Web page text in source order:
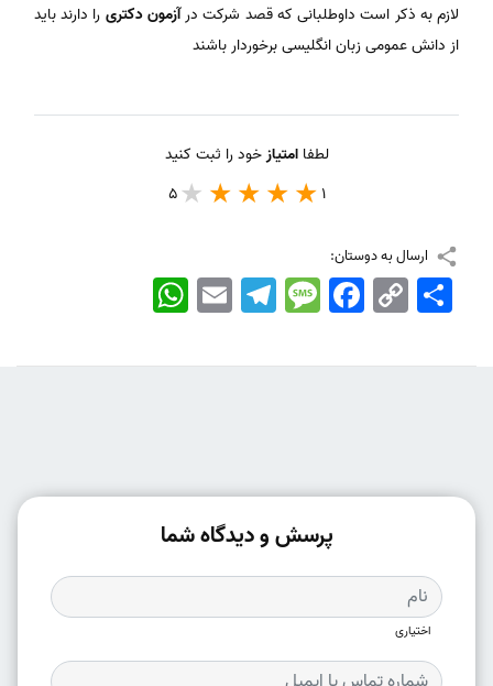
لازم به ذکر است داوطلبانی که قصد شرکت درآزمون دکتری را دارند باید
از دانش عمومی زبان انگلیسی برخوردار باشند
لطفاامتیازخود را ثبت کنید
1
5
ارسال به دوستان:
WhatsApp EmailTelegramMessageFacebook Copy
Link
اشتراک
پرسش و دیدگاه شما
اختیاری